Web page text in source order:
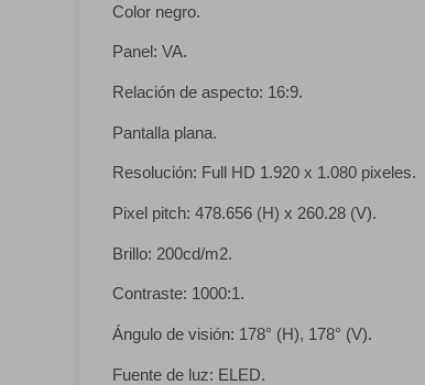
Color negro.
Panel: VA.
Relación de aspecto: 16:9.
Pantalla plana.
Resolución: Full HD 1.920 x 1.080 pixeles.
Pixel pitch: 478.656 (H) x 260.28 (V).
Brillo: 200cd/m2.
Contraste: 1000:1.
Ángulo de visión: 178° (H), 178° (V).
Fuente de luz: ELED.